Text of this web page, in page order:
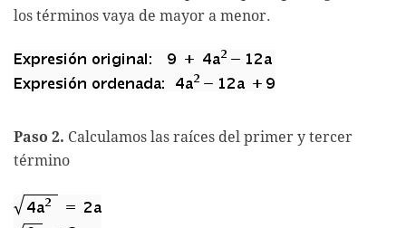
los términos vaya de mayor a menor.
Paso 2. Calculamos las raíces del primer y tercer
término